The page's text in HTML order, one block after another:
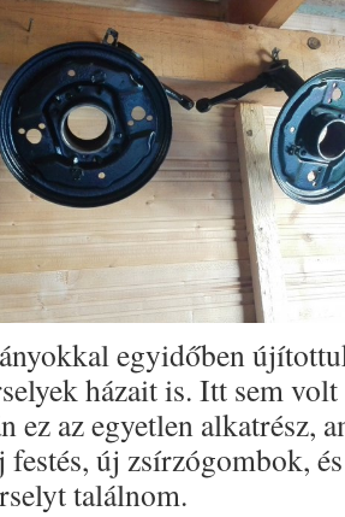
egyidőben
házait is. Itt sem
ez az egyetlen alkatrész,
festés, új zsírzógombok,
találnom.